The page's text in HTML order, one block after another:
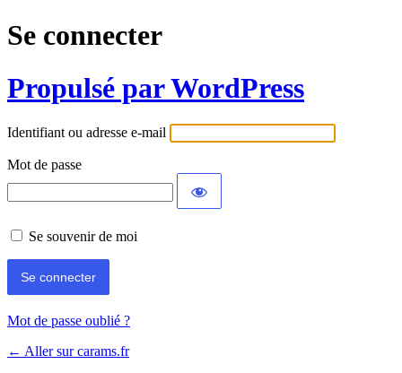
Se connecter
Propulsé par WordPress
Identifiant ou adresse e-mail
Mot de passe
Se souvenir de moi
Mot de passe oublié ?
← Aller sur carams.fr